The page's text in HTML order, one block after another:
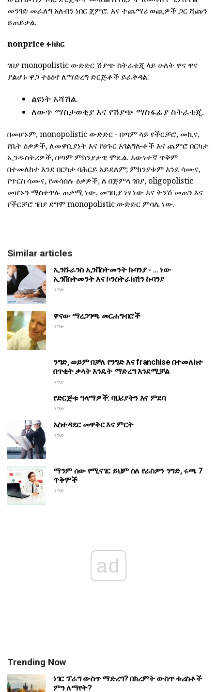
መንገድ መፈለግ አለብን ነበር ጀምሮ. እና ተጨማሪ ወጪዎች ጋር ሻጩን
ይጠይቃል.
nonprice ፉክክር
ገበያ monopolistic ውድድር ሽያጭ ስትራቴጂ ላይ ሁለት ዋና ዋና
ያልሆኑ ዋጋ ተፅዕኖ ለማድረግ ድርጅቶች ይፈቅዳል:
ልዩነት አሻሽል.
ለውጥ ማስታወቂያ እና የሽያጭ ማስፋፊያ ስትራቴጂ.
በመሆኑም, monopolistic ውድድር - በጣም ላይ የችርቻሮ, መኪና,
የቤት ዕቃዎች, ለመዋቢያነት እና የፀጉር አገልግሎቶች እና ጨምሮ በርካታ
ኢንዱስትሪዎች, በጣም ምክንያታዊ ሞዴል. እውነተኛ ጥቅም
በተመለከተ እንደ በርካታ ባሕርይ አይደለም; ምክንያቱም እንደ ሳሙና,
የጥርስ ሳሙና, የመሳሰሉ ዕቃዎች, ለ በጅምላ ገበያ, oligopolistic
መሆኑን ማስተዋሉ ጠቃሚ ነው, መግቢያ ነፃ ነው እና ትንሽ መጠን እና
የችርቻሮ ገበያ ደግሞ monopolistic ውድድር ምሳሌ ነው.
Similar articles
ኢንሹራንስ ኢንቨስትመንት ኩባንያ - ... ነው
ኢንቨስትመንት እና ኮንስትራክሽን ኩባንያ
ንግድ
ዋናው ማረጋገጫ መርሐግብሮች
ንግድ
ንግድ, ወይም በቻለ የንግድ እና franchise በተመለከተ
በጥቂት ቃላት እንዴት ማድረግ እንደሚቻል
ንግድ
የድርጅቱ ዓላማዎች: ባህሪያትን እና ምደባ
ንግድ
አስተዳደር መዋቅር እና ምርት
ንግድ
ማንም ሰው የሚናገር ይህም ስለ የራስዎን ንግድ, ሩጫ 7
ጥቅሞች
ንግድ
ad
Trending Now
ነገር ፕራግ ውስጥ ማድረግ? በክረምት ውስጥ ቱሪስቶች
ምን ለማየት?